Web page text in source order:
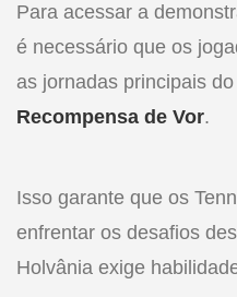
Para acessar a
é necessário que os
as jornadas principais
Recompensa de Vor.
Isso garante que os
enfrentar os desafios
Holvânia exige